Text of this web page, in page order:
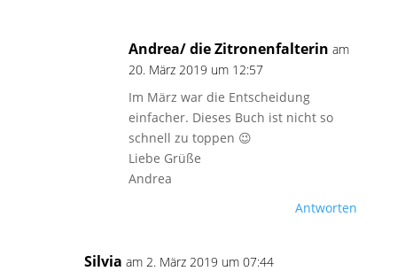
Andrea/ die Zitronenfalterin am
20. März 2019 um 12:57
Im März war die Entscheidung
einfacher. Dieses Buch ist nicht so
schnell zu toppen 😉
Liebe Grüße
Andrea
Antworten
Silvia am 2. März 2019 um 07:44